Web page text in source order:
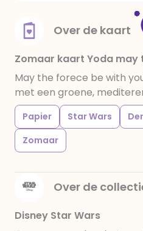
Over de kaart
Zomaar kaart Yoda
May the forece be with
met een groene,
Papier Star Wars
Zomaar
Over de
Disney Star Wars